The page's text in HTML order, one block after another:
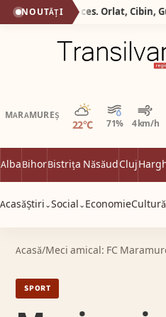
NOUTĂȚI
MARAMUREȘ
22°C 71% 4 km/h
Parțial noros
AlbaBihorBistrița NăsăudCluj
AcasăȘtiri ⌄Social ⌄ EconomieCultură
Acasă/Meci amical: FC
SPORT